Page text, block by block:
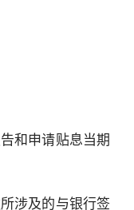
和申请贴息当期
涉及的与银行签